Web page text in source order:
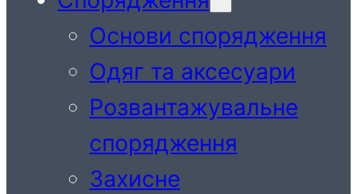
Основи спорядження
Одяг та аксесуари
Розвантажувальне
спорядження
Захисне